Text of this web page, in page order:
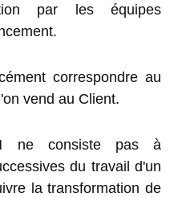
par les équipes
correspondre au
vend au Client.
ne consiste pas à
du travail d'un
la transformation de